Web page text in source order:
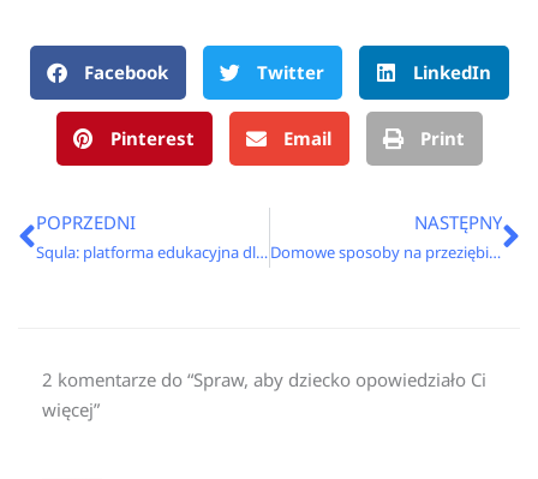
Facebook Twitter LinkedIn
Pinterest Email Print
Prev
POPRZEDNI
Squla: platforma edukacyjna dla dzieci
NASTĘPNY
Domowe sposoby na przeziębienie i ból gardła
2 komentarze do “Spraw, aby dziecko opowiedziało Ci
więcej”